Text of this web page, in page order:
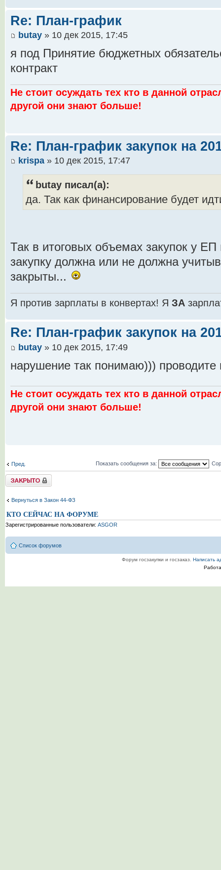
Re: План-график
butay » 10 дек 2015, 17:45
я под Принятие бюджетных
контракт
Не стоит осуждать тех кто в данной
другой они знают больше!
Re: План-график закупок на
krispa » 10 дек 2015, 17:47
butay писал(а):
да. Так как финансирование будет
Так в итоговых объемах закупок у ЕП
закупку должна или не должна
закрыты...
Я против зарплаты в конвертах! Я ЗА
Re: План-график закупок на
butay » 10 дек 2015, 17:49
нарушение так понимаю))) проводите
Не стоит осуждать тех кто в данной
другой они знают больше!
Пред. Показать сообщения за:
Tема закрыта
Вернуться в Закон 44-ФЗ
КТО СЕЙЧАС НА ФОРУМЕ
Зарегистрированные пользователи: ASGOR
Список форумов
Форум госзакупки и госзаказ.Написать